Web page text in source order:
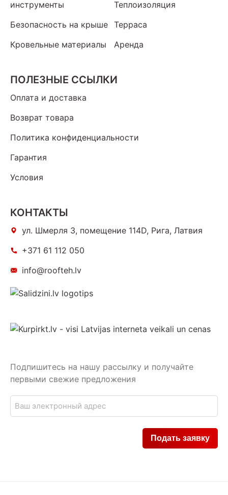
инструменты
Безопасность на крыше
Кровельные материалы
Теплоизоляция
Терраса
Аренда
ПОЛЕЗНЫЕ ССЫЛКИ
Оплата и доставка
Возврат товара
Политика конфиденциальности
Гарантия
Условия
КОНТАКТЫ
ул. Шмерля 3, помещение 114D, Рига, Латвия
+371 61 112 050
info@roofteh.lv
Подпишитесь на нашу рассылку и получайте
первыми свежие предложения